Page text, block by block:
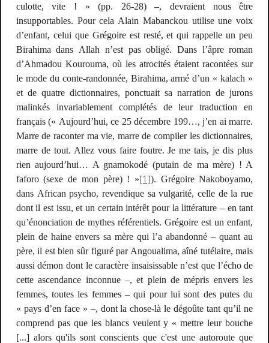
culotte, vite ! » (pp. 26-28) –, devraient nous être
insupportables. Pour cela Alain Mabanckou utilise une voix
d’enfant, celui que Grégoire est resté, et qui rappelle un peu
Birahima dans Allah n’est pas obligé. Dans l’âpre roman
d’Ahmadou Kourouma, où les atrocités étaient racontées sur
le mode du conte-randonnée, Birahima, armé d’un « kalach »
et de quatre dictionnaires, ponctuait sa narration de jurons
malinkés invariablement complétés de leur traduction en
français (« Aujourd’hui, ce 25 décembre 199…, j’en ai marre.
Marre de raconter ma vie, marre de compiler les dictionnaires,
marre de tout. Allez vous faire foutre. Je me tais, je dis plus
rien aujourd’hui… A gnamokodé (putain de ma mère) ! A
faforo (sexe de mon père) ! »[1]). Grégoire Nakoboyamo,
dans African psycho, revendique sa vulgarité, celle de la rue
dont il est issu, et un certain intérêt pour la littérature – en tant
qu’énonciation de mythes référentiels. Grégoire est un enfant,
plein de haine envers sa mère qui l’a abandonné – quant au
père, il est bien sûr figuré par Angoualima, aîné tutélaire, mais
aussi démon dont le caractère insaisissable n’est que l’écho de
cette ascendance inconnue –, et plein de mépris envers les
femmes, toutes les femmes – qui pour lui sont des putes du
« pays d’en face » –, dont lachose-là le dégoûte tant qu’il ne
comprend pas que les blancs veulent y «mettre leur bouche
[...] alors qu'ils sont conscients que c'est une autoroute que